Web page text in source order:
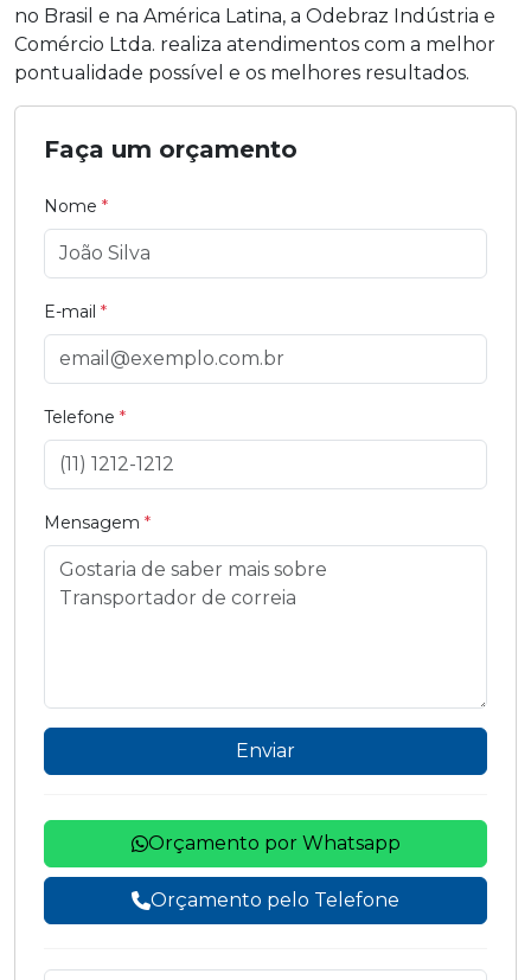
no Brasil e na América Latina, a Odebraz Indústria e
Comércio Ltda. realiza atendimentos com a melhor
pontualidade possível e os melhores resultados.
Faça um orçamento
Nome *
E-mail *
Telefone *
Mensagem *
Enviar
Orçamento por Whatsapp
Orçamento pelo Telefone